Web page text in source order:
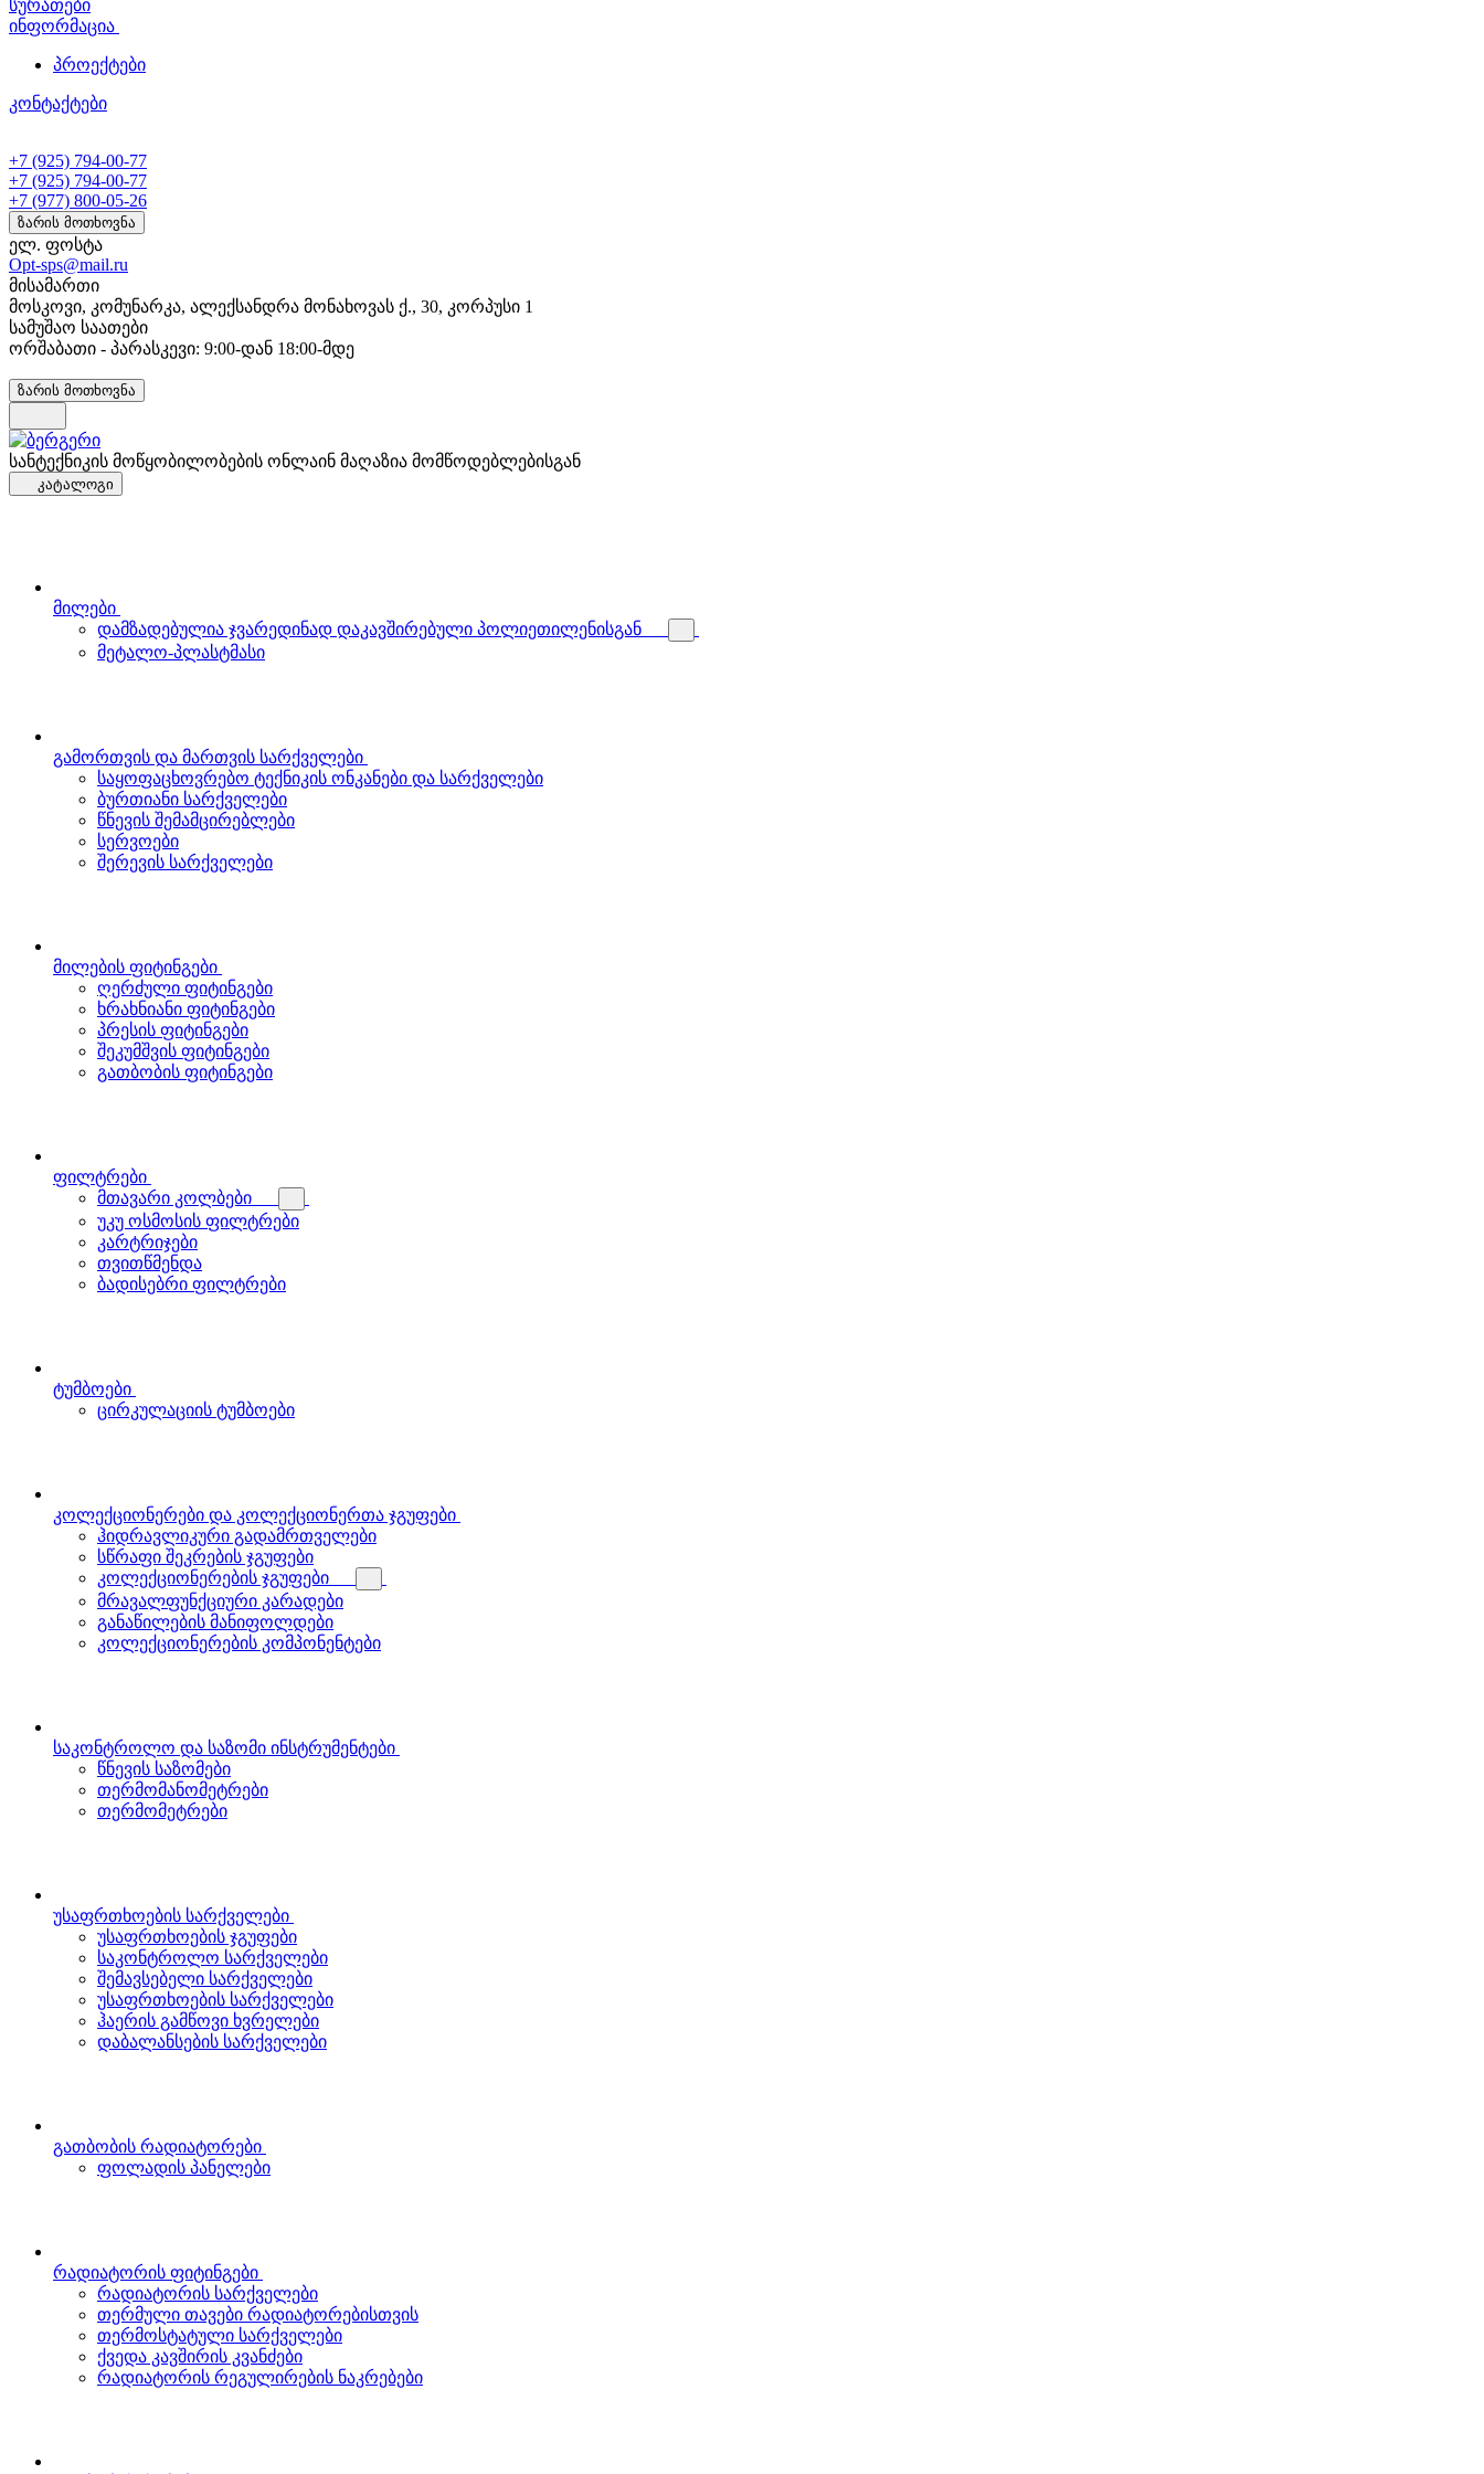
სურათები
ინფორმაცია
პროექტები
კონტაქტები
+7 (925) 794-00-77
+7 (925) 794-00-77
+7 (977) 800-05-26
ზარის მოთხოვნა
ელ. ფოსტა
Opt-sps@mail.ru
მისამართი
მოსკოვი, კომუნარკა, ალექსანდრა მონახოვას ქ., 30, კორპუსი 1
სამუშაო საათები
ორშაბათი - პარასკევი: 9:00-დან 18:00-მდე
ზარის მოთხოვნა
სანტექნიკის მოწყობილობების ონლაინ მაღაზია მომწოდებლებისგან
კატალოგი
მილები
დამზადებულია ჯვარედინად დაკავშირებული პოლიეთილენისგან
მეტალო-პლასტმასი
გამორთვის და მართვის სარქველები
საყოფაცხოვრებო ტექნიკის ონკანები და სარქველები
ბურთიანი სარქველები
წნევის შემამცირებლები
სერვოები
შერევის სარქველები
მილების ფიტინგები
ღერძული ფიტინგები
ხრახნიანი ფიტინგები
პრესის ფიტინგები
შეკუმშვის ფიტინგები
გათბობის ფიტინგები
ფილტრები
მთავარი კოლბები
უკუ ოსმოსის ფილტრები
კარტრიჯები
თვითწმენდა
ბადისებრი ფილტრები
ტუმბოები
ცირკულაციის ტუმბოები
კოლექციონერები და კოლექციონერთა ჯგუფები
ჰიდრავლიკური გადამრთველები
სწრაფი შეკრების ჯგუფები
კოლექციონერების ჯგუფები
მრავალფუნქციური კარადები
განაწილების მანიფოლდები
კოლექციონერების კომპონენტები
საკონტროლო და საზომი ინსტრუმენტები
წნევის საზომები
თერმომანომეტრები
თერმომეტრები
უსაფრთხოების სარქველები
უსაფრთხოების ჯგუფები
საკონტროლო სარქველები
შემავსებელი სარქველები
უსაფრთხოების სარქველები
ჰაერის გამწოვი ხვრელები
დაბალანსების სარქველები
გათბობის რადიატორები
ფოლადის პანელები
რადიატორის ფიტინგები
რადიატორის სარქველები
თერმული თავები რადიატორებისთვის
თერმოსტატული სარქველები
ქვედა კავშირის კვანძები
რადიატორის რეგულირების ნაკრებები